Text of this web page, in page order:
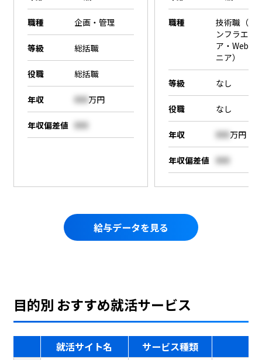
職種 企画・管理
等級 総括職
役職 総括職
年収 000万円
年収偏差値 000
職種
技術職（SE
ンフラエン
ア・Webエ
ニア）
等級 なし
役職 なし
年収 000万円
年収偏差値 000
給与データを見る
目的別 おすすめ就活サービス
就活サイト名
サービス種類